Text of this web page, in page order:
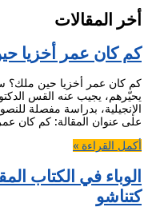
أخر المقالات
كم كان عمر أخزيا
كم كان عمر أخزيا حين ملك؟
يحيّرهم، يجيب عنه القس
الإنجيلية، بدراسة مفصلة
على عنوان المقالة: كم كان
أكمل القراءة »
الوباء في الكتاب
كتناشو